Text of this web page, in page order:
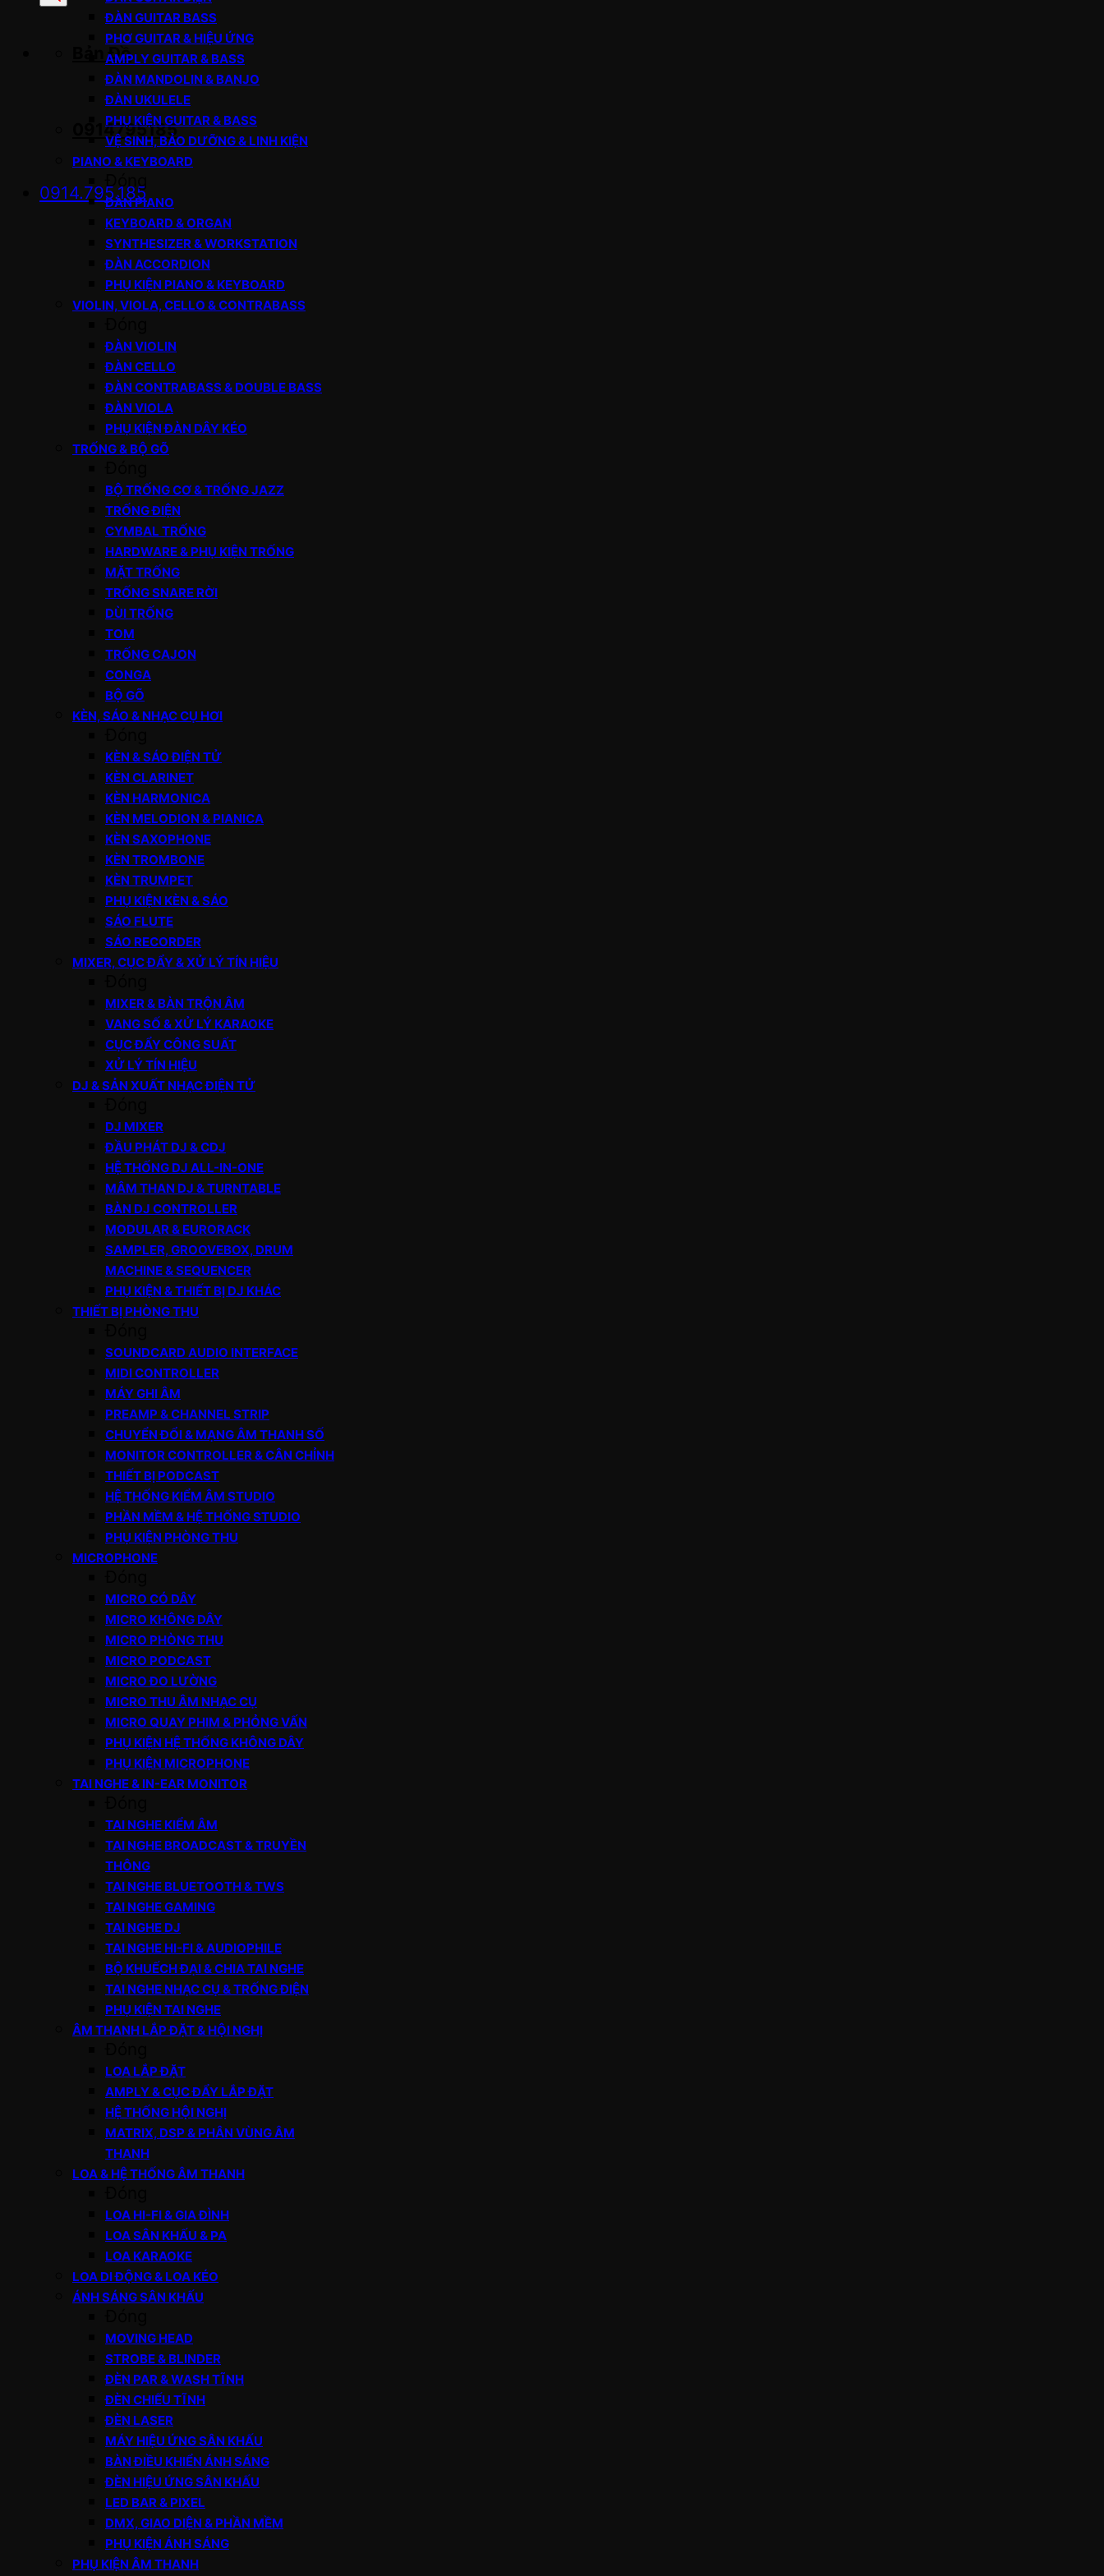
Bản Đồ
0914795185
0914.795.185
ĐÀN GUITAR BASS
PHƠ GUITAR & HIỆU ỨNG
AMPLY GUITAR & BASS
ĐÀN MANDOLIN & BANJO
ĐÀN UKULELE
PHỤ KIỆN GUITAR & BASS
VỆ SINH, BẢO DƯỠNG & LINH KIỆN
PIANO & KEYBOARD
ĐÀN PIANO
KEYBOARD & ORGAN
SYNTHESIZER & WORKSTATION
ĐÀN ACCORDION
PHỤ KIỆN PIANO & KEYBOARD
VIOLIN, VIOLA, CELLO & CONTRABASS
ĐÀN VIOLIN
ĐÀN CELLO
ĐÀN CONTRABASS & DOUBLE BASS
ĐÀN VIOLA
PHỤ KIỆN ĐÀN DÂY KÉO
TRỐNG & BỘ GÕ
BỘ TRỐNG CƠ & TRỐNG JAZZ
TRỐNG ĐIỆN
CYMBAL TRỐNG
HARDWARE & PHỤ KIỆN TRỐNG
MẶT TRỐNG
TRỐNG SNARE RỜI
DÙI TRỐNG
TOM
TRỐNG CAJON
CONGA
BỘ GÕ
KÈN, SÁO & NHẠC CỤ HƠI
KÈN & SÁO ĐIỆN TỬ
KÈN CLARINET
KÈN HARMONICA
KÈN MELODION & PIANICA
KÈN SAXOPHONE
KÈN TROMBONE
KÈN TRUMPET
PHỤ KIỆN KÈN & SÁO
SÁO FLUTE
SÁO RECORDER
MIXER, CỤC ĐẨY & XỬ LÝ TÍN HIỆU
MIXER & BÀN TRỘN ÂM
VANG SỐ & XỬ LÝ KARAOKE
CỤC ĐẨY CÔNG SUẤT
XỬ LÝ TÍN HIỆU
DJ & SẢN XUẤT NHẠC ĐIỆN TỬ
DJ MIXER
ĐẦU PHÁT DJ & CDJ
HỆ THỐNG DJ ALL-IN-ONE
MÂM THAN DJ & TURNTABLE
BÀN DJ CONTROLLER
MODULAR & EURORACK
SAMPLER, GROOVEBOX, DRUM
MACHINE & SEQUENCER
PHỤ KIỆN & THIẾT BỊ DJ KHÁC
THIẾT BỊ PHÒNG THU
SOUNDCARD AUDIO INTERFACE
MIDI CONTROLLER
MÁY GHI ÂM
PREAMP & CHANNEL STRIP
CHUYỂN ĐỔI & MẠNG ÂM THANH SỐ
MONITOR CONTROLLER & CÂN CHỈNH
THIẾT BỊ PODCAST
HỆ THỐNG KIỂM ÂM STUDIO
PHẦN MỀM & HỆ THỐNG STUDIO
PHỤ KIỆN PHÒNG THU
MICROPHONE
MICRO CÓ DÂY
MICRO KHÔNG DÂY
MICRO PHÒNG THU
MICRO PODCAST
MICRO ĐO LƯỜNG
MICRO THU ÂM NHẠC CỤ
MICRO QUAY PHIM & PHỎNG VẤN
PHỤ KIỆN HỆ THỐNG KHÔNG DÂY
PHỤ KIỆN MICROPHONE
TAI NGHE & IN-EAR MONITOR
TAI NGHE KIỂM ÂM
TAI NGHE BROADCAST & TRUYỀN
THÔNG
TAI NGHE BLUETOOTH & TWS
TAI NGHE GAMING
TAI NGHE DJ
TAI NGHE HI-FI & AUDIOPHILE
BỘ KHUẾCH ĐẠI & CHIA TAI NGHE
TAI NGHE NHẠC CỤ & TRỐNG ĐIỆN
PHỤ KIỆN TAI NGHE
ÂM THANH LẮP ĐẶT & HỘI NGHỊ
LOA LẮP ĐẶT
AMPLY & CỤC ĐẨY LẮP ĐẶT
HỆ THỐNG HỘI NGHỊ
MATRIX, DSP & PHÂN VÙNG ÂM
THANH
LOA & HỆ THỐNG ÂM THANH
LOA HI-FI & GIA ĐÌNH
LOA SÂN KHẤU & PA
LOA KARAOKE
LOA DI ĐỘNG & LOA KÉO
ÁNH SÁNG SÂN KHẤU
MOVING HEAD
STROBE & BLINDER
ĐÈN PAR & WASH TĨNH
ĐÈN CHIẾU TĨNH
ĐÈN LASER
MÁY HIỆU ỨNG SÂN KHẤU
BÀN ĐIỀU KHIỂN ÁNH SÁNG
ĐÈN HIỆU ỨNG SÂN KHẤU
LED BAR & PIXEL
DMX, GIAO DIỆN & PHẦN MỀM
PHỤ KIỆN ÁNH SÁNG
PHỤ KIỆN ÂM THANH